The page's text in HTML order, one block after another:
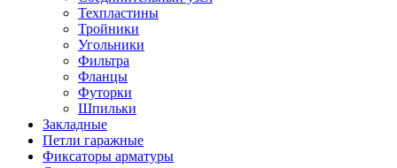
Техпластины
Тройники
Угольники
Фильтра
Фланцы
Футорки
Шпильки
Закладные
Петли гаражные
Фиксаторы арматуры